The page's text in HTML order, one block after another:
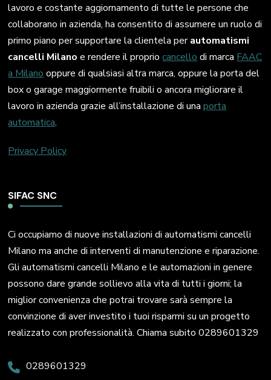
lavoro e costante aggiornamento di tutte le persone che
collaborano in azienda, ha consentito di assumere un ruolo di
primo piano per supportare la clientela perautomatismi
cancelli Milano e rendere il propriocancello di marca FAAC
a Milano oppure di qualsiasi altra marca, oppure la porta del
box o garage maggiormente fruibili o ancora migliorare il
lavoro in azienda grazie all’installazione di unaporta
automatica.
Privacy Policy
SIFAC SNC
Ci occupiamo di nuove installazioni di automatismi cancelli
Milano ma anche di interventi di manutenzione e riparazione.
Gli automatismi cancelli Milano e le automazioni in genere
possono dare grande sollievo alla vita di tutti i giorni; la
miglior convenienza che potrai trovare sarà sempre la
convinzione di aver investito i tuoi risparmi su un progetto
realizzato con professionalità. Chiama subito 0289601329
0289601329